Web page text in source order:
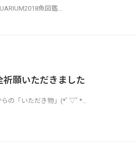
魚図鑑…
願いただきました
らの「いただき物」(*ﾟ▽ﾟ*…